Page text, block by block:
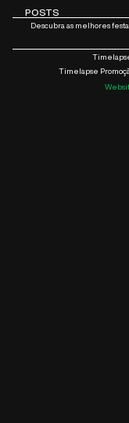
POSTS
Descubra as melhores
Timelapse